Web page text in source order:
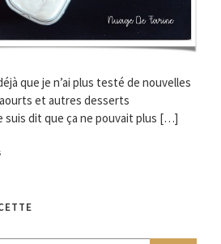
que je n’ai plus testé de nouvelles
et autres desserts
dit que ça ne pouvait plus […]